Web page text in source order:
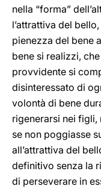
nella “forma”
l’attrattiva del
pienezza del bene
bene si realizzi,
provvidente si
disinteressato di
volontà di bene
rigenerarsi nei figli,
se non poggiasse
all’attrattiva del
definitivo senza la
di perseverare in